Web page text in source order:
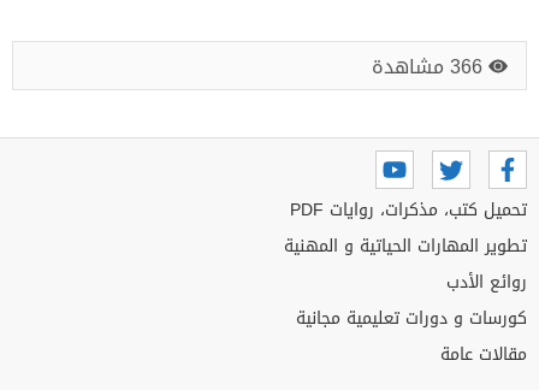
366 مشاهدة
تحميل كتب، مذكرات، روايات PDF
تطوير المهارات الحياتية و المهنية
روائع الأدب
كورسات و دورات تعليمية مجانية
مقالات عامة